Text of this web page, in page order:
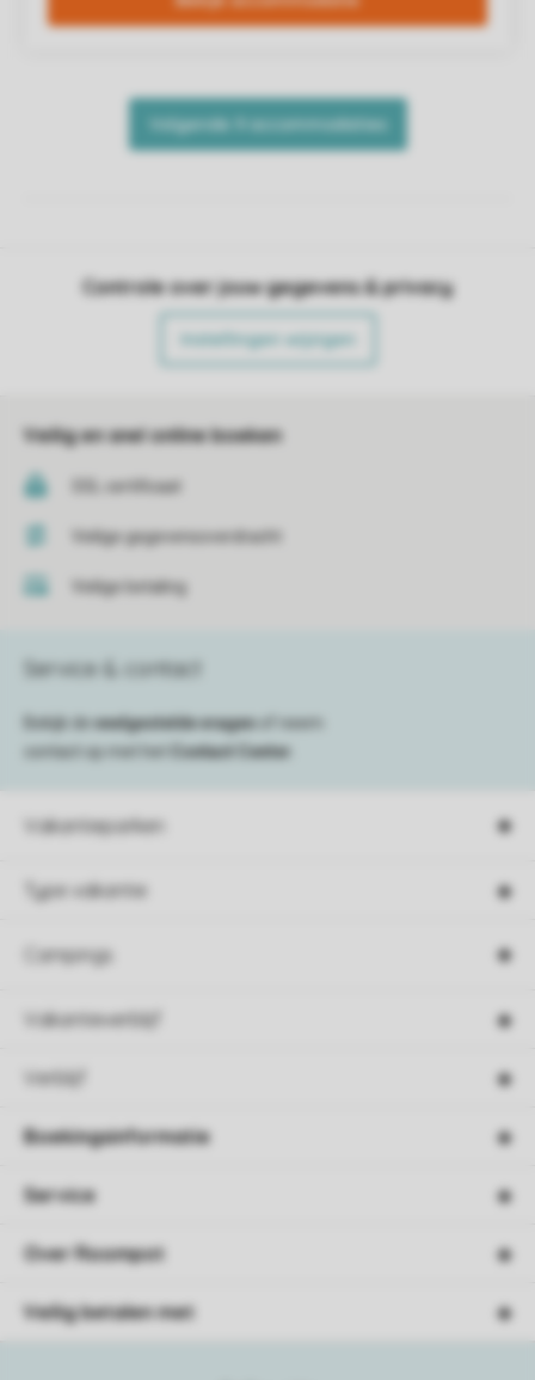
Controle over jouw gegevens & privacy
Instellingen wijzigen
Veilig en snel online boeken
SSL certificaat
Veilige gegevensoverdracht
Veilige betaling
Vakantieparken
Type vakantie
Campings
Vakantieverblijf
Verblijf
Service & contact
Bekijk de veelgestelde vragen
of neem
contact op met het
Contact Center
Boekingsinformatie
Service
Over Roompot
Veilig betalen met